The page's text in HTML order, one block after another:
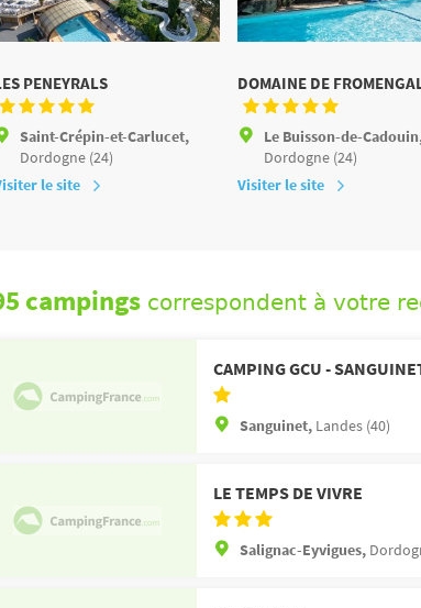
PENEYRALS
Saint-Crépin-et-Carlucet,
Dordogne (24)
le site
DOMAINE DE
Le Buisson-de-
Dordogne (24)
Visiter le site
campings correspondent à votre
CAMPING GCU -
Sanguinet, Landes (40)
LE TEMPS DE VIVRE
Salignac-Eyvigues,